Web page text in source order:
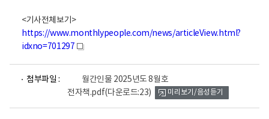
<기사전체보기>
https://www.monthlypeople.com/news/articleView.html?
idxno=701297 새
창
첨부파일 :
월간인물 2025년도 8월호
전자책.pdf(다운로드:23)
어
미리보기/음성듣기